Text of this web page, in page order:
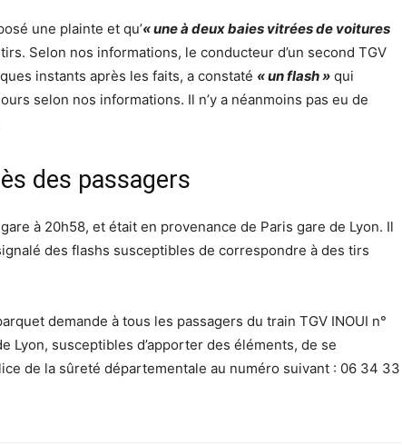
une plainte et qu’« une à deux baies vitrées de voitures
Selon nos informations, le conducteur d’un second TGV
instants après les faits, a constaté « un flash » qui
selon nos informations. Il n’y a néanmoins pas eu de
des passagers
à 20h58, et était en provenance de Paris gare de Lyon. Il
des flashs susceptibles de correspondre à des tirs
demande à tous les passagers du train TGV INOUI n°
Lyon, susceptibles d’apporter des éléments, de se
de la sûreté départementale au numéro suivant : 06 34 33